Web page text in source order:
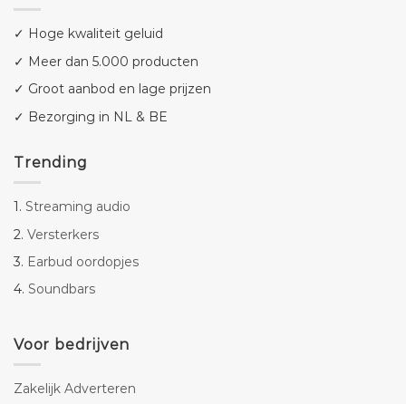
✓ Hoge kwaliteit geluid
✓ Meer dan 5.000 producten
✓ Groot aanbod en lage prijzen
✓ Bezorging in NL & BE
Trending
1. Streaming audio
2. Versterkers
3. Earbud oordopjes
4. Soundbars
Voor bedrijven
Zakelijk Adverteren